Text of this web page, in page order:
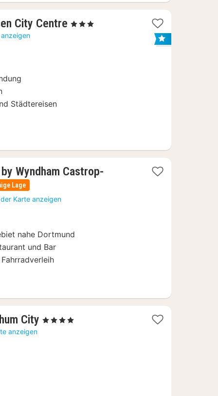
City Centre 3
, 3 Sterne
Städtereisen
Wyndham Castrop-
Lage
Karte anzeigen
nahe Dortmund
und Bar
City 1
, 4 Sterne
anzeigen